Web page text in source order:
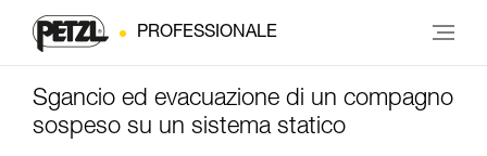
PROFESSIONALE
Sgancio ed evacuazione di un compagno
sospeso su un sistema statico